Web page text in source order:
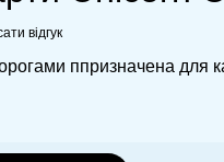
відгук
ппризначена для